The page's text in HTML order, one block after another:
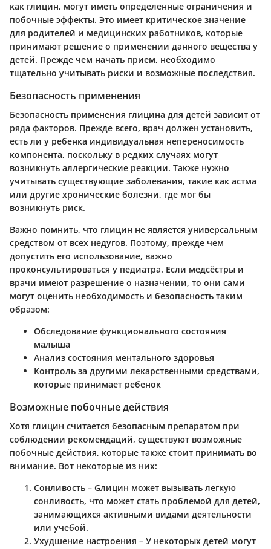
как глицин, могут иметь определенные ограничения и
побочные эффекты. Это имеет критическое значение
для родителей и медицинских работников, которые
принимают решение о применении данного вещества у
детей. Прежде чем начать прием, необходимо
тщательно учитывать риски и возможные последствия.
Безопасность применения
Безопасность применения глицина для детей зависит от
ряда факторов. Прежде всего, врач должен установить,
есть ли у ребенка индивидуальная непереносимость
компонента, поскольку в редких случаях могут
возникнуть аллергические реакции. Также нужно
учитывать существующие заболевания, такие как астма
или другие хронические болезни, где мог бы
возникнуть риск.
Важно помнить, что глицин не является универсальным
средством от всех недугов. Поэтому, прежде чем
допустить его использование, важно
проконсультироваться у педиатра. Если медсёстры и
врачи имеют разрешение о назначении, то они сами
могут оценить необходимость и безопасность таким
образом:
Обследование функционального состояния
малыша
Анализ состояния ментального здоровья
Контроль за другими лекарственными средствами,
которые принимает ребенок
Возможные побочные действия
Хотя глицин считается безопасным препаратом при
соблюдении рекомендаций, существуют возможные
побочные действия, которые также стоит принимать во
внимание. Вот некоторые из них:
Сонливость – Gлицин может вызывать легкую
сонливость, что может стать проблемой для детей,
занимающихся активными видами деятельности
или учебой.
Ухудшение настроения – У некоторых детей могут